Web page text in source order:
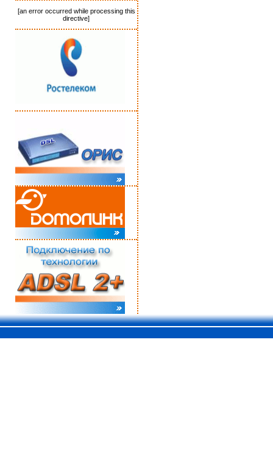
[an error occurred while processing this
directive]